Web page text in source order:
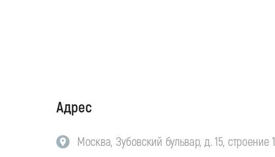
Адрес
Москва, Зубовский бульвар, д. 15, строение 1